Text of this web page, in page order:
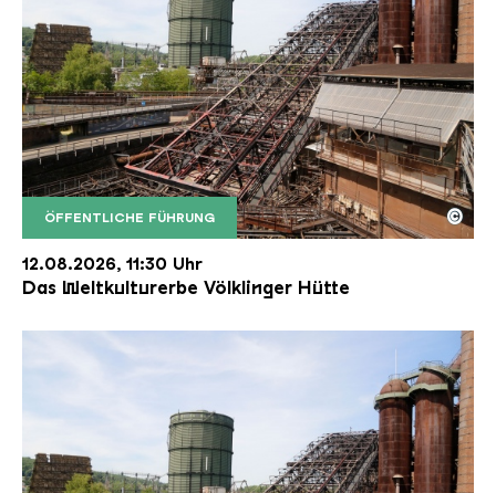
ÖFFENTLICHE FÜHRUNG
Der Erzschrägaufzug der Völklinger Hütte mit
Copyright: Weltkulturerbe Völklinger Hütte | Karl
©
12.08.2026, 11:30 Uhr
Das Weltkulturerbe Völklinger Hütte